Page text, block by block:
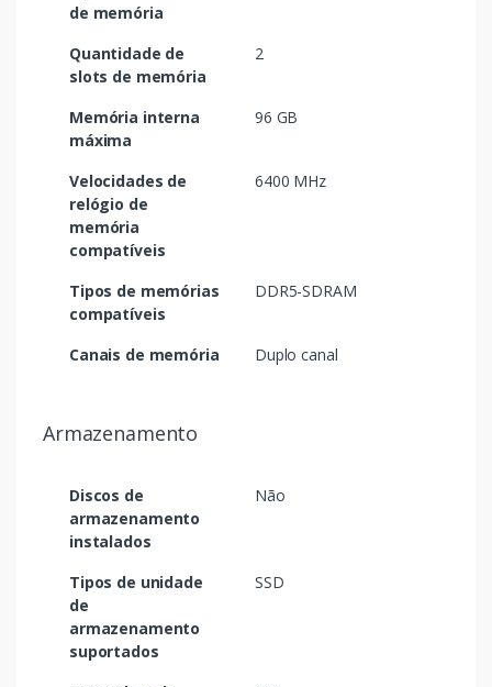
de memória
Quantidade de
slots de memória
2
Memória interna
máxima
96 GB
Velocidades de
relógio de
memória
compatíveis
6400 MHz
Tipos de memórias
compatíveis
DDR5-SDRAM
Canais de memória Duplo canal
Armazenamento
Discos de
armazenamento
instalados
Não
Tipos de unidade
de
armazenamento
suportados
SSD